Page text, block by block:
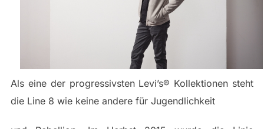
Als eine der progressivsten Levi’s® Kollektionen steht
die Line 8 wie keine andere für Jugendlichkeit